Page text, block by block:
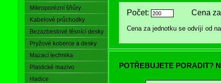
Mikroporézní šňůry
Kabelové průchodky
Bezazbestové těsnící desky
Pryžové koberce a desky
Mazací technika
Plastické mazivo
Hadice
Počet: Cena za
Cena za jednotku se odvíjí od
POTŘEBUJETE PORADIT?